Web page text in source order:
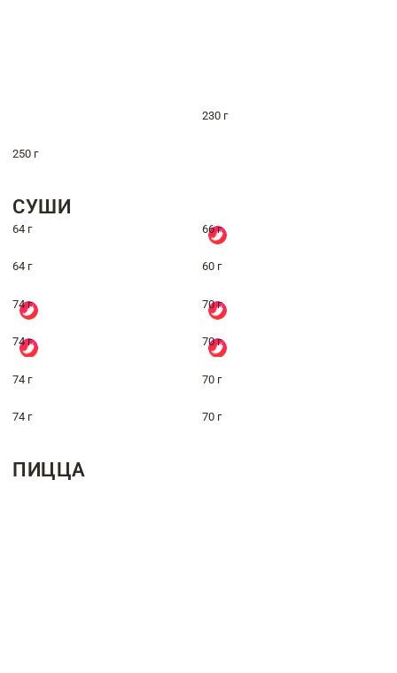
230 г
250 г
СУШИ
64 г 66 г
64 г 60 г
74 г 70 г
74 г 70 г
74 г 70 г
74 г 70 г
ПИЦЦА